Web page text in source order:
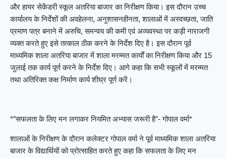
और हायर सेकेंडरी स्कूल अतरिया बाजार का निरीक्षण किया। इस दौरान उच्च
कार्यालय के निर्देशों की अवहेलना, अनुशासनहीनता, शालाओं में अस्वच्छता, जाति
प्रमाण पत्र बनाने में अरुचि, समन्वय की कमी एवं अव्यवस्था पर कड़ी नाराजगी
व्यक्त करते हुए इसे तत्काल ठीक करने के निर्देश दिए है। इस दौरान पूर्व
माध्यमिक शाला अतरिया बाजार में शाला मरम्मत कार्यों का निरीक्षण किया और 15
जुलाई तक कार्य पूर्ण करने के निर्देश दिए। आगे कहा कि सभी स्कूलों में मरम्मत
तथा अतिरिक्त कक्ष निर्माण कार्य शीघ्र पूर्ण करें।
*”सफलता के लिए मन लगाकर नियमित अभ्यास जरूरी है”- गोपाल वर्मा*
शालाओं के निरीक्षण के दौरान कलेक्टर गोपाल वर्मा ने पूर्व माध्यमिक शाला अतरिया
बाजार के विद्यार्थियों को प्रोत्साहित करते हुए कहा कि सफलता के लिए मन